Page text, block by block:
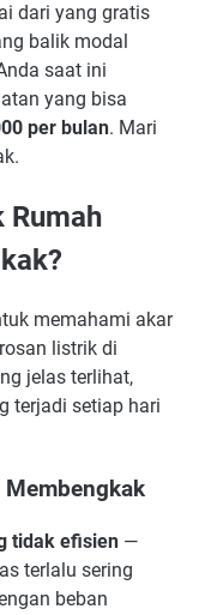
dari yang gratis
balik modal
saat ini
yang bisa
per bulan. Mari
Rumah
memahami akar
listrik di
jelas terlihat,
terjadi setiap hari
Membengkak
tidak efisien —
terlalu sering
beban